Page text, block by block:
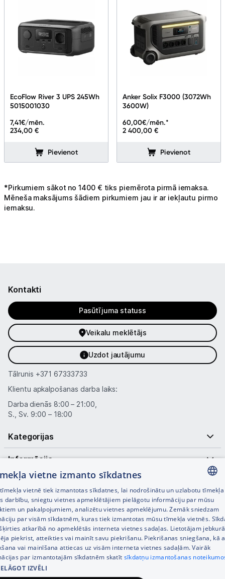
Vēlmju saraksts
Piegāde un apmaksa
Tehnikas izvešana
Uzņēmumiem
Tet pakalpojumi
Kontakti
EcoFlow River 3 UPS 245Wh
5015001030
234,00 €
7,41€/mēn.
Pievienot
Anker Solix F3000 (3072Wh
3600W)
2 400,00 €
60,00€/mēn.*
Pievienot
*Pirkumiem sākot no 1400 € tiks piemērota pirmā iemaksa.
Mēneša maksājums šādiem pirkumiem jau ir ar iekļautu pirmo
iemaksu.
Kontakti
Pasūtījuma statuss
Veikalu meklētājs
Uzdot jautājumu
Tālrunis +371 67333733
Klientu apkalpošanas darba laiks:
Darba dienās 8:00 – 21:00,
S., Sv. 9:00 – 18:00
Kategorijas
Informācija
Noderīgas saites
© SIA Tet 2026 -
LATVIAN
RUSSIAN
ENGLISH
vietne izmanto sīkdatnes
vietnē tiek izmantotas sīkdatnes, lai nodrošinātu un uzlabotu tīmekļa
darbību, sniegtu vietnes apmeklētājiem pielāgotu informāciju par mūsu
un pakalpojumiem, analizētu vietnes apmeklējumu. Zemāk sniedzam
par visām sīkdatnēm, kuras tiek izmantotas mūsu tīmekļa vietnēs.
atkarībā no apmeklētās interneta vietnes sadaļas. Lietotājam
piekrist, atteikties vai mainīt savu piekrišanu. Piekrišanas sniegšana, kā
vai mainīšana attiecas uz visām interneta vietnes sadaļām. Vairāk
par izmantotajām sīkdatnēm skatīt sīkdatņu izmantošanas
IZVĒLI